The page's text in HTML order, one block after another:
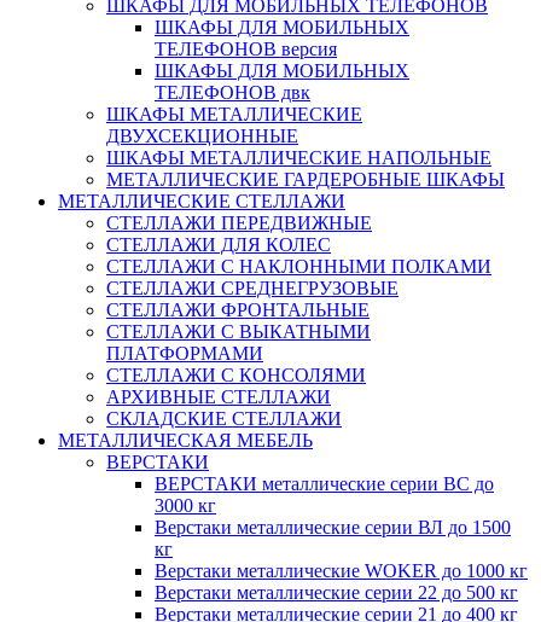
ШКАФЫ ДЛЯ МОБИЛЬНЫХ ТЕЛЕФОНОВ
ШКАФЫ ДЛЯ МОБИЛЬНЫХ
ТЕЛЕФОНОВ версия
ШКАФЫ ДЛЯ МОБИЛЬНЫХ
ТЕЛЕФОНОВ двк
ШКАФЫ МЕТАЛЛИЧЕСКИЕ
ДВУХСЕКЦИОННЫЕ
ШКАФЫ МЕТАЛЛИЧЕСКИЕ НАПОЛЬНЫЕ
МЕТАЛЛИЧЕСКИЕ ГАРДЕРОБНЫЕ ШКАФЫ
МЕТАЛЛИЧЕСКИЕ СТЕЛЛАЖИ
СТЕЛЛАЖИ ПЕРЕДВИЖНЫЕ
СТЕЛЛАЖИ ДЛЯ КОЛЕС
СТЕЛЛАЖИ С НАКЛОННЫМИ ПОЛКАМИ
СТЕЛЛАЖИ СРЕДНЕГРУЗОВЫЕ
СТЕЛЛАЖИ ФРОНТАЛЬНЫЕ
СТЕЛЛАЖИ С ВЫКАТНЫМИ
ПЛАТФОРМАМИ
СТЕЛЛАЖИ С КОНСОЛЯМИ
АРХИВНЫЕ СТЕЛЛАЖИ
СКЛАДСКИЕ СТЕЛЛАЖИ
МЕТАЛЛИЧЕСКАЯ МЕБЕЛЬ
ВЕРСТАКИ
ВЕРСТАКИ металлические серии ВС до
3000 кг
Верстаки металлические серии ВЛ до 1500
кг
Верстаки металлические WOKER до 1000 кг
Верстаки металлические серии 22 до 500 кг
Верстаки металлические серии 21 до 400 кг